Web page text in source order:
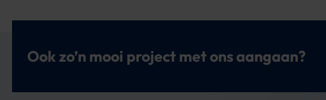
Ook zo’n mooi project met ons aangaan?